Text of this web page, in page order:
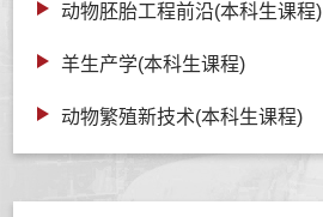
动物胚胎工程前沿(本科生课程)
羊生产学(本科生课程)
动物繁殖新技术(本科生课程)